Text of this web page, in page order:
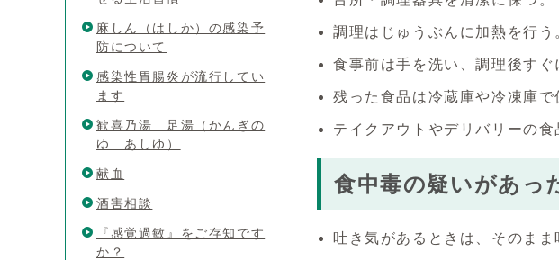
調理はじゅうぶんに加熱を行う
食事前は手を洗い、調理後すぐ
残った食品は冷蔵庫や冷凍庫で
テイクアウトやデリバリーの食
食中毒の疑いがあっ
吐き気があるときは、そのま
麻しん（はしか）の感染予
防について
感染性胃腸炎が流行してい
ます
歓喜乃湯 足湯（かんぎの
ゆ あしゆ）
献血
酒害相談
『感覚過敏』をご存知です
か？